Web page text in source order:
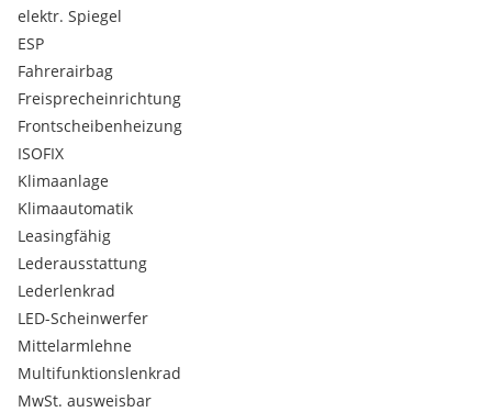
E-Call: Automatischer Notruf & SOS-Taste
Rückbank umklappbar 60/40
Armaturenbretteinlage in Wagenfarbe
Außenspiegelgehäuse glanzschwarz
3. Kopfstütze Rückbank
Colour Therapy (LED Ambientbeleuchtung , 8 Farben zur
Auswahl)
LED Dachhimmelbeleuchtung
LED Nebelleuchten mit Abbiegefunktion
Höhenverstellbar Kofferraumboden
Rahmenloser, selbst dimmender Rückspiegel
LED Blinklichter
Abdeckung Mittelkonsole
Jaquard Stoffsitze Fiat Monogram
elektr. Spiegel
ESP
Fahrerairbag
Freisprecheinrichtung
Frontscheibenheizung
ISOFIX
Klimaanlage
Klimaautomatik
Leasingfähig
Lederausstattung
Lederlenkrad
LED-Scheinwerfer
Mittelarmlehne
Multifunktionslenkrad
MwSt. ausweisbar